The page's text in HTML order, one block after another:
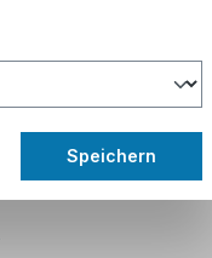
Speichern